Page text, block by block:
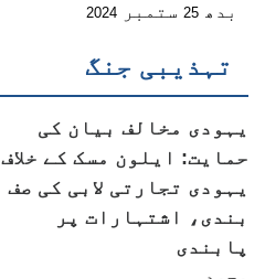
بدھ 25 ستمبر 2024
تہذیبی جنگ
یہودی مخالف بیان کی
حمایت: ایلون مسک کے خلاف
یہودی تجارتی لابی کی صف
بندی، اشتہارات پر
پابندی